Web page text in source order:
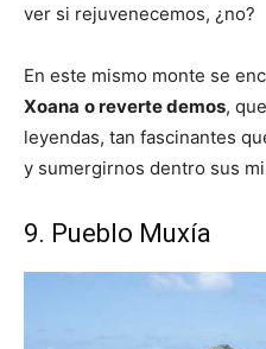
ver si rejuvenecemos, ¿no?
En este mismo monte se
Xoana o reverte demos,
leyendas, tan fascinantes
y sumergirnos dentro sus
9. Pueblo Muxía